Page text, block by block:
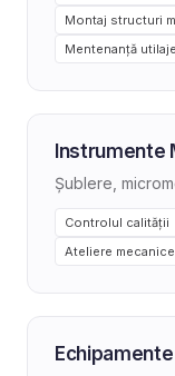
Montaj structuri
Mentenanță
Instrumente
Șublere,
Controlul calității
Ateliere mecanice